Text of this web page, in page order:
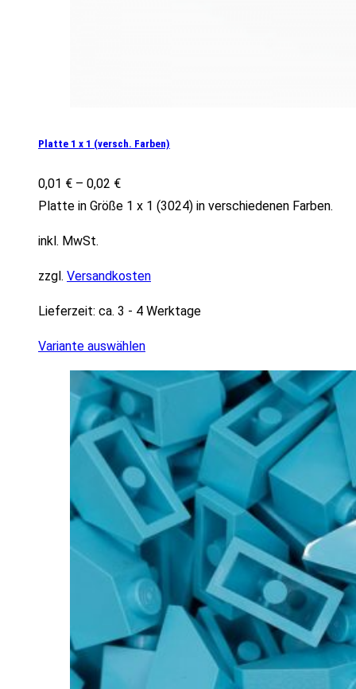
Platte 1 x 1 (versch. Farben)
0,01 € – 0,02 €
Platte in Größe 1 x 1 (3024) in verschiedenen Farben.
inkl. MwSt.
zzgl. Versandkosten
Lieferzeit: ca. 3 - 4 Werktage
Variante auswählen